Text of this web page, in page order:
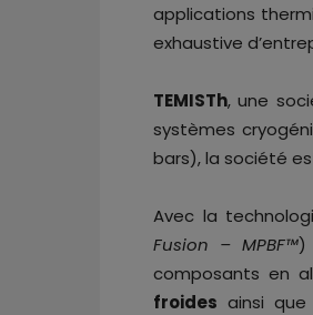
applications
exhaustive
TEMISTh, une
systèmes
bars), la société
Avec la
Fusion – MPBF™)
composants en
froides ainsi